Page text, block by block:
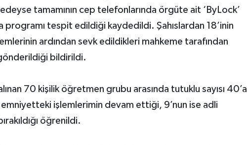
tamamının cep telefonlarında örgüte ait ‘ByLock’
programı tespit edildiği kaydedildi. Şahıslardan 18’inin
ardından sevk edildikleri mahkeme tarafından
bildirildi.
70 kişilik öğretmen grubu arasında tutuklu sayısı 40’a
işlemlerimin devam ettiği, 9’nun ise adli
öğrenildi.